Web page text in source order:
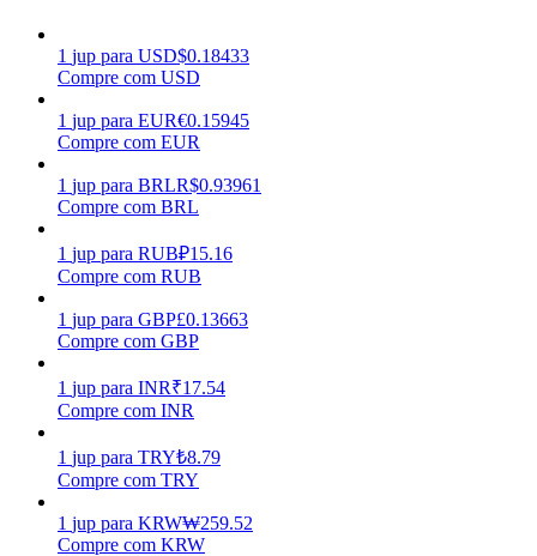
Ganhe recompensas competitivas diariamente
Estacamento
1 jup para USD$0.18433
Compre com USD
1 jup para EUR€0.15945
Compre com EUR
1 jup para BRLR$0.93961
Compre com BRL
1 jup para RUB₽15.16
Compre com RUB
1 jup para GBP£0.13663
Compre com GBP
1 jup para INR₹17.54
Compre com INR
1 jup para TRY₺8.79
Compre com TRY
1 jup para KRW₩259.52
Compre com KRW